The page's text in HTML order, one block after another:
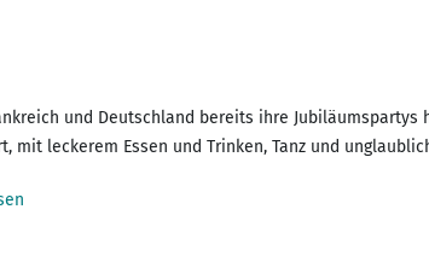
und Deutschland bereits ihre
leckerem Essen und Trinken, Tanz und